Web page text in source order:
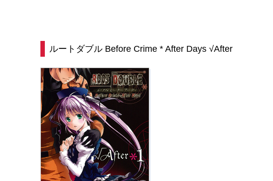
ルートダブル Before Crime * After Days √After